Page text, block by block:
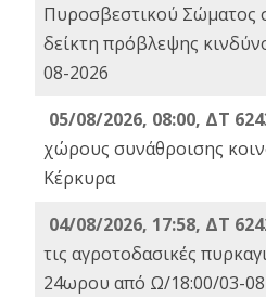
Πυροσβεστικού Σώματος
δείκτη πρόβλεψης
08-2026
05/08/2026, 08:00, ΔΤ
χώρους συνάθροισης
Κέρκυρα
04/08/2026, 17:58, ΔΤ
τις αγροτοδασικές
24ωρου από Ω/18:00/03-